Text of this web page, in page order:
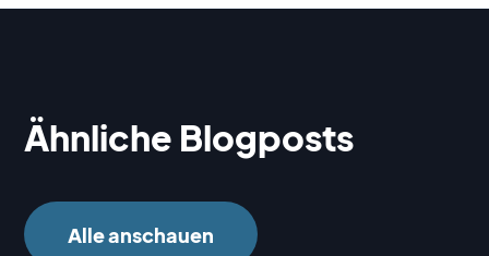
Ähnliche Blogposts
Alle anschauen